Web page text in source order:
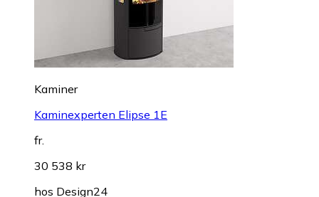
Kaminer
Kaminexperten Elipse 1E
fr.
30 538 kr
hos Design24